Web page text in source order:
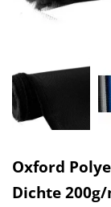
Oxford
Dichte